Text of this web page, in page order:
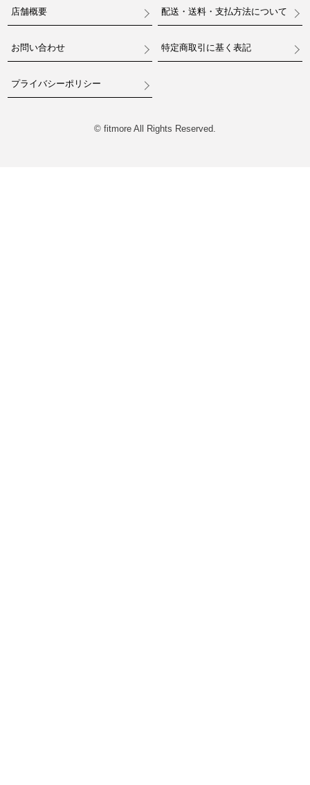
店舗概要 配送・送料・支払方法について
お問い合わせ 特定商取引に基く表記
プライバシーポリシー
© fitmore All Rights Reserved.